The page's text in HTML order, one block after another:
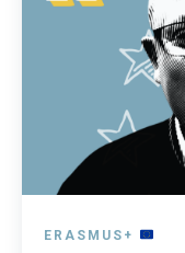
ERASMUS+